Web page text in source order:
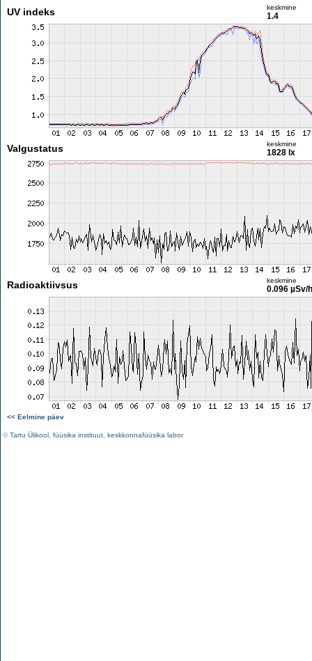
UV indeks keskmine
1.4
Valgustatus keskmine
1828 lx
Radioaktiivsus keskmine
0.096 µSv/h
<< Eelmine päev
©Tartu Ülikool füüsika instituut keskkonnafüüsika labor